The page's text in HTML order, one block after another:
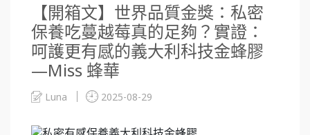
【開箱文】世界品質金獎：私密
保養吃蔓越莓真的足夠？實證：
呵護更有感的義大利科技金蜂膠
—Miss 蜂華
Luna 2025-08-29